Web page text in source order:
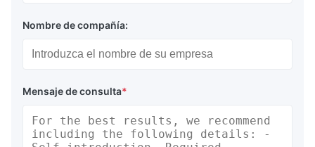
Nombre de compañía:
Mensaje de consulta*